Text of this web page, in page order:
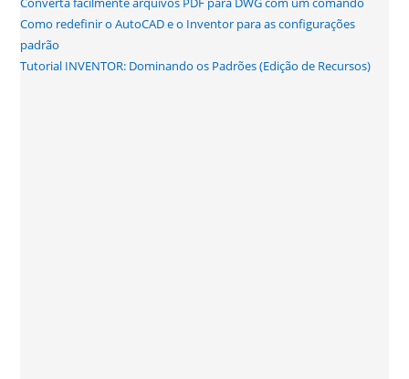
Como redefinir o AutoCAD e o Inventor para as configurações
padrão
Tutorial INVENTOR: Dominando os Padrões (Edição de Recursos)